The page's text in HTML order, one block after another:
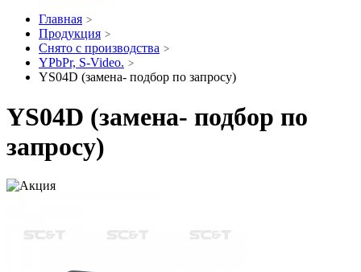
Главная
Продукция
Снято с производства
YPbPr, S-Video.
YS04D (замена- подбор по запросу)
YS04D (замена- подбор по
запросу)